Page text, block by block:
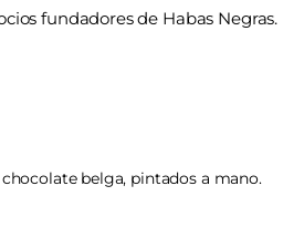
fundadores de Habas Negras.
belga, pintados a mano.